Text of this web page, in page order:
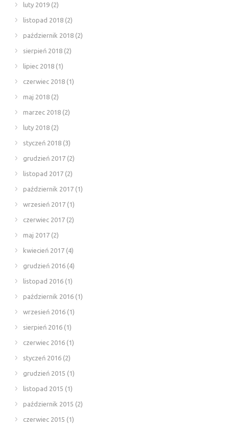
luty 2019 (2)
listopad 2018 (2)
październik 2018 (2)
sierpień 2018 (2)
lipiec 2018 (1)
czerwiec 2018 (1)
maj 2018 (2)
marzec 2018 (2)
luty 2018 (2)
styczeń 2018 (3)
grudzień 2017 (2)
listopad 2017 (2)
październik 2017 (1)
wrzesień 2017 (1)
czerwiec 2017 (2)
maj 2017 (2)
kwiecień 2017 (4)
grudzień 2016 (4)
listopad 2016 (1)
październik 2016 (1)
wrzesień 2016 (1)
sierpień 2016 (1)
czerwiec 2016 (1)
styczeń 2016 (2)
grudzień 2015 (1)
listopad 2015 (1)
październik 2015 (2)
czerwiec 2015 (1)